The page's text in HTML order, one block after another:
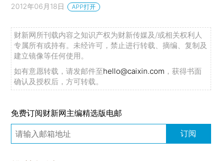
2012年06月18日 APP打开
财新网所刊载内容之知识产权为财新传媒及/或相关权利人
专属所有或持有。未经许可，禁止进行转载、摘编、复制及
建立镜像等任何使用。
如有意愿转载，请发邮件至hello@caixin.com ，获得书面
确认及授权后，方可转载。
免费订阅财新网主编精选版电邮
订阅